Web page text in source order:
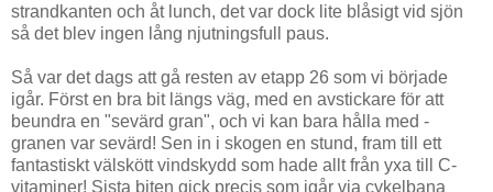
strandkanten och åt lunch, det var dock lite blåsigt vid sjön
så det blev ingen lång njutningsfull paus.
Så var det dags att gå resten av etapp 26 som vi började
igår. Först en bra bit längs väg, med en avstickare för att
beundra en "sevärd gran", och vi kan bara hålla med -
granen var sevärd! Sen in i skogen en stund, fram till ett
fantastiskt välskött vindskydd som hade allt från yxa till C-
vitaminer! Sista biten gick precis som igår via cykelbana